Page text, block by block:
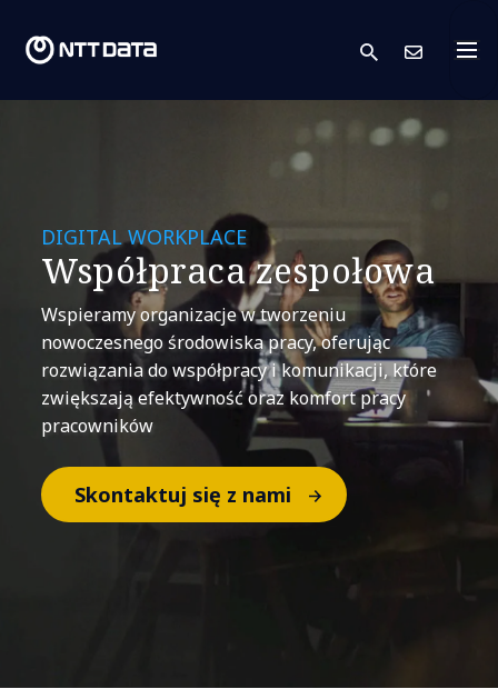
search
DIGITAL WORKPLACE
Współpraca zespołowa
Wspieramy organizacje w tworzeniu
nowoczesnego środowiska pracy, oferując
rozwiązania do współpracy i komunikacji, które
zwiększają efektywność oraz komfort pracy
pracowników
Skontaktuj się z nami